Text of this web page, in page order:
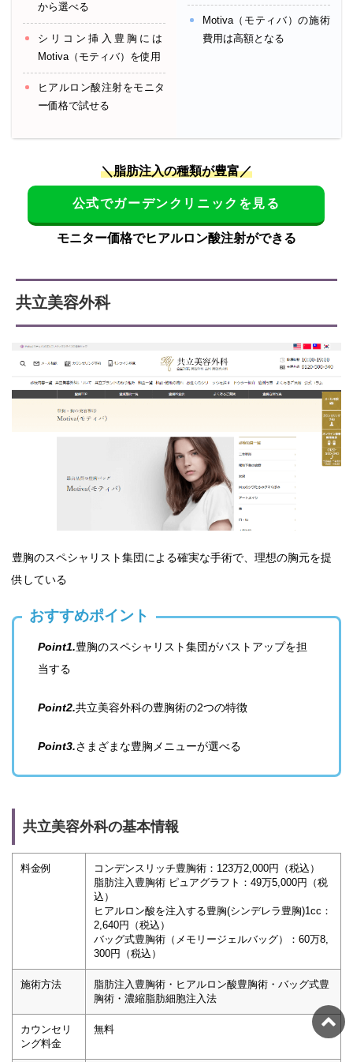
から選べる
シリコン挿入豊胸には
Motiva（モティバ）を使用
ヒアルロン酸注射をモニタ
ー価格で試せる
Motiva（モティバ）の施術
費用は高額となる
＼脂肪注入の種類が豊富／
公式でガーデンクリニックを見る
モニター価格でヒアルロン酸注射ができる
共立美容外科
豊胸のスペシャリスト集団による確実な手術で、理想の胸元を提
供している
おすすめポイント
Point1.豊胸のスペシャリスト集団がバストアップを担
当する
Point2.共立美容外科の豊胸術の2つの特徴
Point3.さまざまな豊胸メニューが選べる
共立美容外科の基本情報
料金例
コンデンスリッチ豊胸術：123万2,000円（税込）
脂肪注入豊胸術 ピュアグラフト：49万5,000円（税
込）
ヒアルロン酸を注入する豊胸(シンデレラ豊胸)1cc：
2,640円（税込）
バッグ式豊胸術（メモリージェルバッグ）：60万8,
300円（税込）
施術方法
脂肪注入豊胸術・ヒアルロン酸豊胸術・バッグ式豊
胸術・濃縮脂肪細胞注入法
カウンセリ
ング料金
無料